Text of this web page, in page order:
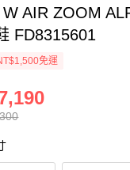
AIR ZOOM
FD8315601
免運